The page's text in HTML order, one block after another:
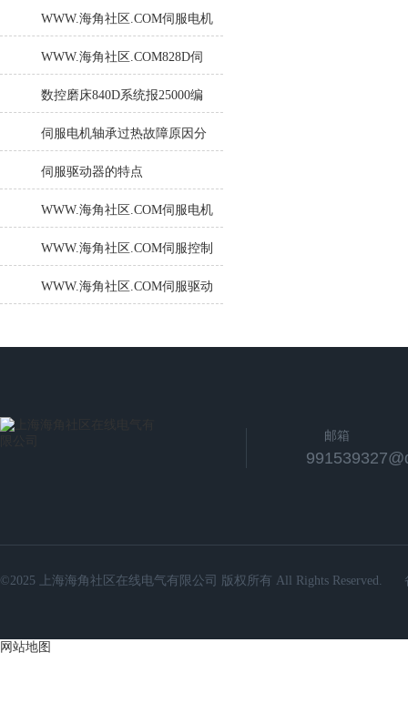
介绍
WWW.海角社区.COM伺服电机
转动困难问题分析
WWW.海角社区.COM828D伺
服控制器维修故障的处理方法
数控磨床840D系统报25000编
码器硬件出错（3小时修复解
伺服电机轴承过热故障原因分
析
伺服驱动器的特点
WWW.海角社区.COM伺服电机
的防护等级和安全性能如何？
WWW.海角社区.COM伺服控制
器电路中制动电路的检修
WWW.海角社区.COM伺服驱动
邮箱
©2025 上海海角社区在线电气有限公司 版权所有 All Rights Reserved.
网站地图